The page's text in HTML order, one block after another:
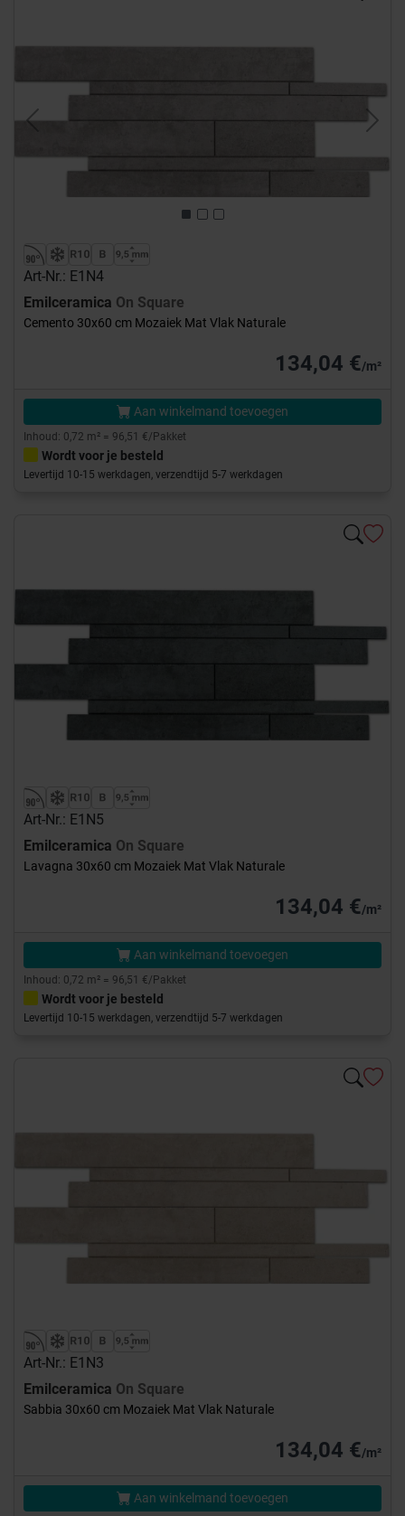
Next
Art-Nr.: E1N4
Emilceramica On Square
Cemento 30x60 cm Mozaiek Mat Vlak Naturale
134,04 €/m²
Aan winkelmand toevoegen
Inhoud: 0,72 m² = 96,51 €/Pakket
Wordt voor je besteld
Levertijd 10-15 werkdagen, verzendtijd 5-7 werkdagen
Art-Nr.: E1N5
Emilceramica On Square
Lavagna 30x60 cm Mozaiek Mat Vlak Naturale
134,04 €/m²
Aan winkelmand toevoegen
Inhoud: 0,72 m² = 96,51 €/Pakket
Wordt voor je besteld
Levertijd 10-15 werkdagen, verzendtijd 5-7 werkdagen
Art-Nr.: E1N3
Emilceramica On Square
Sabbia 30x60 cm Mozaiek Mat Vlak Naturale
134,04 €/m²
Aan winkelmand toevoegen